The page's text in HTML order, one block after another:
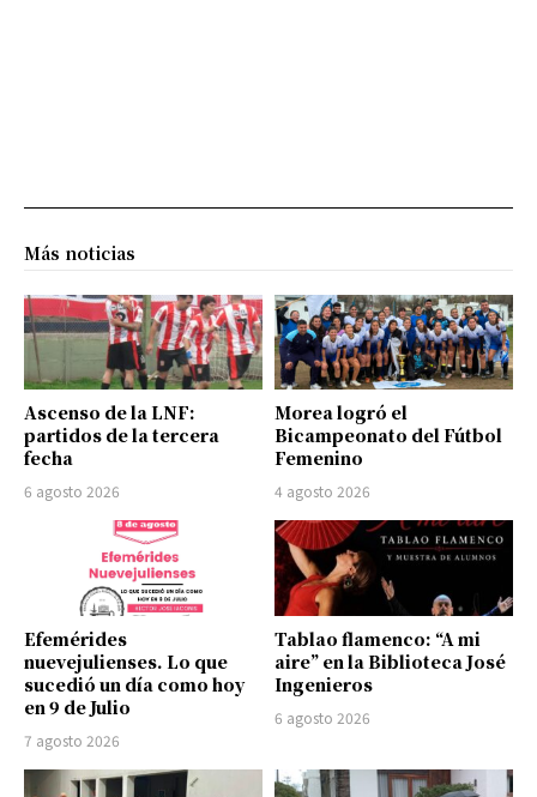
Más noticias
Ascenso de la LNF:
partidos de la tercera
fecha
6 agosto 2026
Morea logró el
Bicampeonato del Fútbol
Femenino
4 agosto 2026
Efemérides
nuevejulienses. Lo que
sucedió un día como hoy
en 9 de Julio
7 agosto 2026
Tablao flamenco: “A mi
aire” en la Biblioteca José
Ingenieros
6 agosto 2026